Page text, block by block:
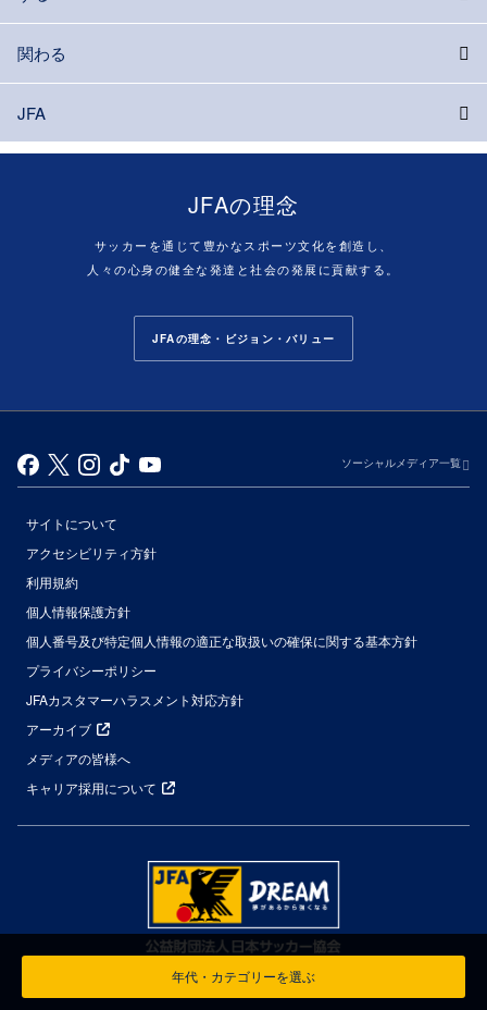
関わる
JFA
JFAの理念
サッカーを通じて豊かなスポーツ文化を創造し、
人々の心身の健全な発達と社会の発展に貢献する。
JFAの理念・ビジョン・バリュー
ソーシャルメディア一覧
サイトについて
アクセシビリティ方針
利用規約
個人情報保護方針
個人番号及び特定個人情報の適正な取扱いの確保に関する基本方針
プライバシーポリシー
JFAカスタマーハラスメント対応方針
アーカイブ
メディアの皆様へ
キャリア採用について
© Japan Football Association All Rights Reserved.
年代・カテゴリーを選ぶ